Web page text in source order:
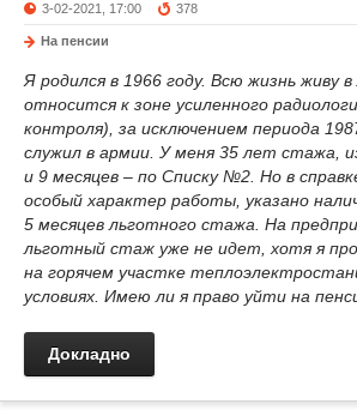
3-02-2021, 17:00 378
На пенсии
Я родился в 1966 году. Всю жизнь живу
относится к зоне усиленного
контроля), за исключением периода
служил в армии. У меня 35 лет стажа,
и 9 месяцев – по Списку №2. Но в
особый характер работы, указано
5 месяцев льготного стажа. На
льготный стаж уже не идет, хотя я
на горячем участке
условиях. Имею ли я право уйти на
Докладно